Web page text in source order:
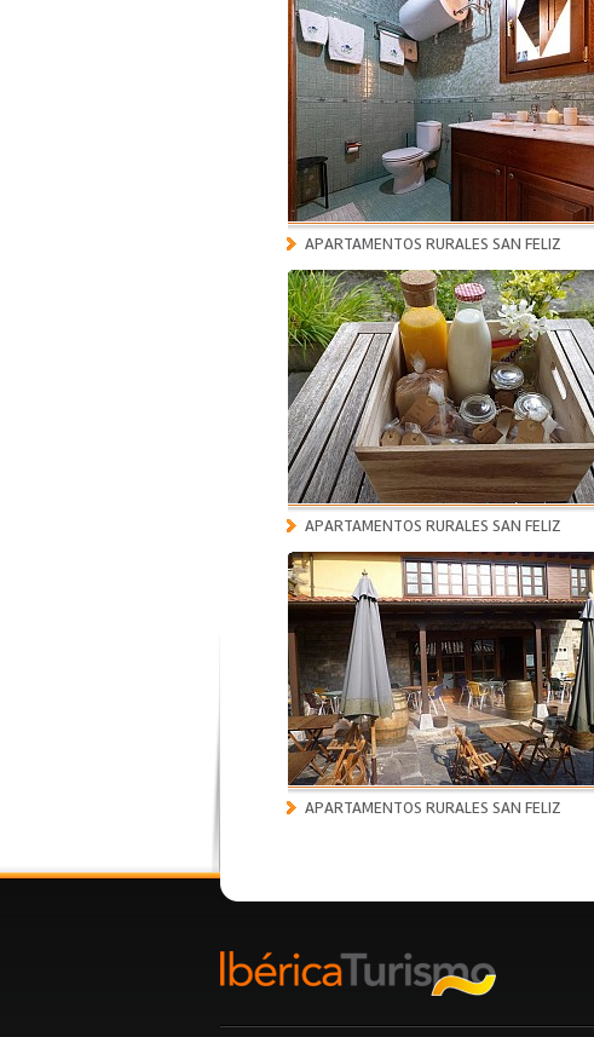
APARTAMENTOS RURALES SAN FELIZ
APARTAMENTOS RURALES SAN FELIZ
APARTAMENTOS RURALES SAN FELIZ